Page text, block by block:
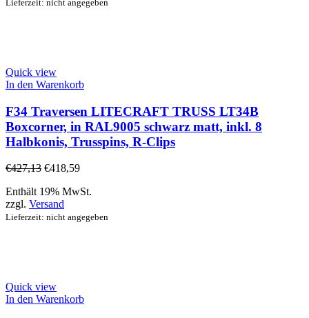
Lieferzeit: nicht angegeben
Quick view
In den Warenkorb
F34 Traversen LITECRAFT TRUSS LT34B
Boxcorner, in RAL9005 schwarz matt, inkl. 8
Halbkonis, Trusspins, R-Clips
€427,13 €418,59
Enthält 19% MwSt.
zzgl. Versand
Lieferzeit: nicht angegeben
Quick view
In den Warenkorb